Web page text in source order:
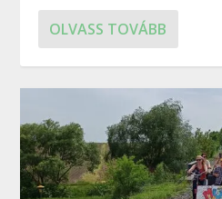
OLVASS TOVÁBB